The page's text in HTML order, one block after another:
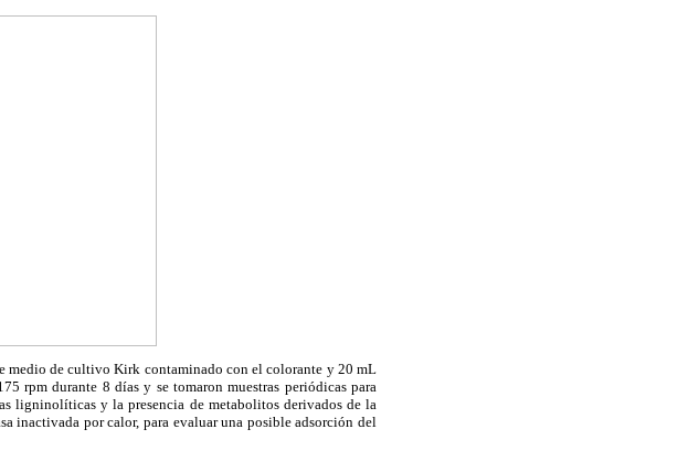
medio de cultivo Kirk contaminado con el colorante y 20 mL
rpm durante 8 días y se tomaron muestras periódicas para
ligninolíticas y la presencia de metabolitos derivados de la
inactivada por calor, para evaluar una posible adsorción del